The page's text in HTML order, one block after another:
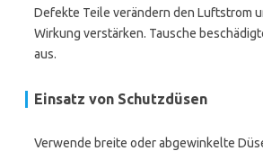
Defekte Teile verändern den Luftstrom
Wirkung verstärken. Tausche
aus.
Einsatz von Schutzdüsen
Verwende breite oder abgewinkelte